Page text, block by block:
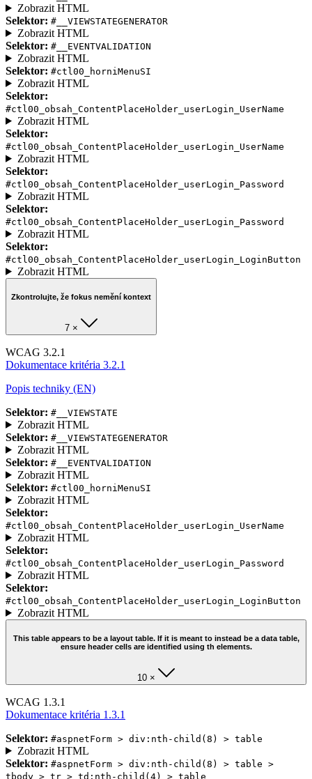
Zobrazit HTML
Selektor: #__VIEWSTATEGENERATOR
Zobrazit HTML
Selektor: #__EVENTVALIDATION
Zobrazit HTML
Selektor: #ctl00_horniMenuSI
Zobrazit HTML
Selektor:
#ctl00_obsah_ContentPlaceHolder_userLogin_UserName
Zobrazit HTML
Selektor:
#ctl00_obsah_ContentPlaceHolder_userLogin_UserName
Zobrazit HTML
Selektor:
#ctl00_obsah_ContentPlaceHolder_userLogin_Password
Zobrazit HTML
Selektor:
#ctl00_obsah_ContentPlaceHolder_userLogin_Password
Zobrazit HTML
Selektor:
#ctl00_obsah_ContentPlaceHolder_userLogin_LoginButton
Zobrazit HTML
Zkontrolujte, že fokus nemění kontext
7 ×
WCAG 3.2.1
Dokumentace kritéria 3.2.1
Popis techniky (EN)
Selektor: #__VIEWSTATE
Zobrazit HTML
Selektor: #__VIEWSTATEGENERATOR
Zobrazit HTML
Selektor: #__EVENTVALIDATION
Zobrazit HTML
Selektor: #ctl00_horniMenuSI
Zobrazit HTML
Selektor:
#ctl00_obsah_ContentPlaceHolder_userLogin_UserName
Zobrazit HTML
Selektor:
#ctl00_obsah_ContentPlaceHolder_userLogin_Password
Zobrazit HTML
Selektor:
#ctl00_obsah_ContentPlaceHolder_userLogin_LoginButton
Zobrazit HTML
This table appears to be a layout table. If it is meant to instead be a data table,
ensure header cells are identified using th elements.
10 ×
WCAG 1.3.1
Dokumentace kritéria 1.3.1
Selektor: #aspnetForm > div:nth-child(8) > table
Zobrazit HTML
Selektor: #aspnetForm > div:nth-child(8) > table >
tbody > tr > td:nth-child(4) > table